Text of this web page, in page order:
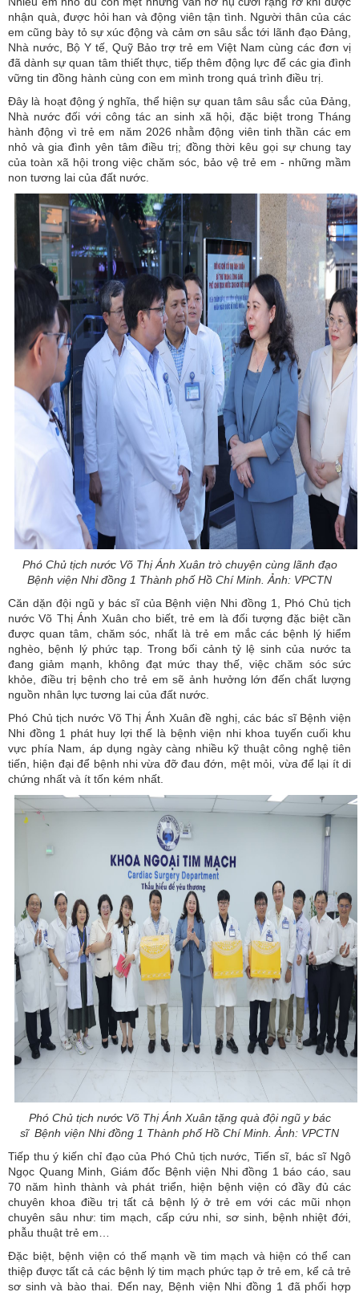
nhận quà, được hỏi han và động viên tận tình. Người thân của các
em cũng bày tỏ sự xúc động và cảm ơn sâu sắc tới lãnh đạo Đảng,
Nhà nước, Bộ Y tế, Quỹ Bảo trợ trẻ em Việt Nam cùng các đơn vị
đã dành sự quan tâm thiết thực, tiếp thêm động lực để các gia đình
vững tin đồng hành cùng con em mình trong quá trình điều trị.
Đây là hoạt động ý nghĩa, thể hiện sự quan tâm sâu sắc của Đảng,
Nhà nước đối với công tác an sinh xã hội, đặc biệt trong Tháng
hành động vì trẻ em năm 2026 nhằm động viên tinh thần các em
nhỏ và gia đình yên tâm điều trị; đồng thời kêu gọi sự chung tay
của toàn xã hội trong việc chăm sóc, bảo vệ trẻ em - những mầm
non tương lai của đất nước.
Phó Chủ tịch nước Võ Thị Ánh Xuân trò chuyện cùng lãnh đạo
Bệnh viện Nhi đồng 1 Thành phố Hồ Chí Minh. Ảnh: VPCTN
Căn dặn đội ngũ y bác sĩ của Bệnh viện Nhi đồng 1, Phó Chủ tịch
nước Võ Thị Ánh Xuân cho biết, trẻ em là đối tượng đặc biệt cần
được quan tâm, chăm sóc, nhất là trẻ em mắc các bệnh lý hiểm
nghèo, bệnh lý phức tạp. Trong bối cảnh tỷ lệ sinh của nước ta
đang giảm mạnh, không đạt mức thay thế, việc chăm sóc sức
khỏe, điều trị bệnh cho trẻ em sẽ ảnh hưởng lớn đến chất lượng
nguồn nhân lực tương lai của đất nước.
Phó Chủ tịch nước Võ Thị Ánh Xuân đề nghị, các bác sĩ Bệnh viện
Nhi đồng 1 phát huy lợi thế là bệnh viện nhi khoa tuyến cuối khu
vực phía Nam, áp dụng ngày càng nhiều kỹ thuật công nghệ tiên
tiến, hiện đại để bệnh nhi vừa đỡ đau đớn, mệt mỏi, vừa để lại ít di
chứng nhất và ít tốn kém nhất.
Phó Chủ tịch nước Võ Thị Ánh Xuân tặng quà đội ngũ y bác
sĩ Bệnh viện Nhi đồng 1 Thành phố Hồ Chí Minh. Ảnh: VPCTN
Tiếp thu ý kiến chỉ đạo của Phó Chủ tịch nước, Tiến sĩ, bác sĩ Ngô
Ngọc Quang Minh, Giám đốc Bệnh viện Nhi đồng 1 báo cáo, sau
70 năm hình thành và phát triển, hiện bệnh viện có đầy đủ các
chuyên khoa điều trị tất cả bệnh lý ở trẻ em với các mũi nhọn
chuyên sâu như: tim mạch, cấp cứu nhi, sơ sinh, bệnh nhiệt đới,
phẫu thuật trẻ em…
Đặc biệt, bệnh viện có thế mạnh về tim mạch và hiện có thể can
thiệp được tất cả các bệnh lý tim mạch phức tạp ở trẻ em, kể cả trẻ
sơ sinh và bào thai. Đến nay, Bệnh viện Nhi đồng 1 đã phối hợp